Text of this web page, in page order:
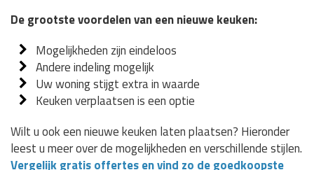
De grootste voordelen van een nieuwe keuken:
Mogelijkheden zijn eindeloos
Andere indeling mogelijk
Uw woning stijgt extra in waarde
Keuken verplaatsen is een optie
Wilt u ook een nieuwe keuken laten plaatsen? Hieronder
leest u meer over de mogelijkheden en verschillende stijlen.
Vergelijk gratis offertes en vind zo de goedkoopste